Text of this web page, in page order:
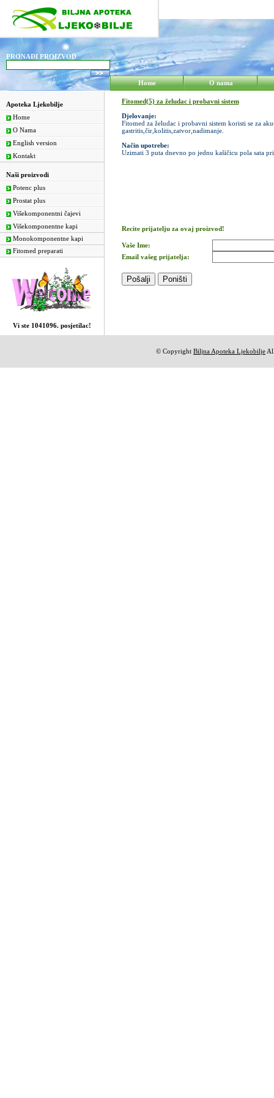
PRONAĐI PROIZVOD
Home O nama
Apoteka Ljekobilje
Home
O Nama
English version
Kontakt
Naši proizvodi
Potenc plus
Prostat plus
Višekomponentni čajevi
Višekomponentne kapi
Monokomponentne kapi
Fitomed preparati
Vi ste 1041096. posjetilac!
Fitomed(5) za želudac i probavni sistem
Djelovanje:
Fitomed za želudac i probavni sistem koristi se za
gastritis,čir,kolitis,zatvor,nadimanje.
Način upotrebe:
Uzimati 3 puta dnevno po jednu kašičicu pola sata
Recite prijatelju za ovaj proizvod!
Vaše Ime:
Email vašeg prijatelja:
© Copyright Biljna Apoteka Ljekobilje